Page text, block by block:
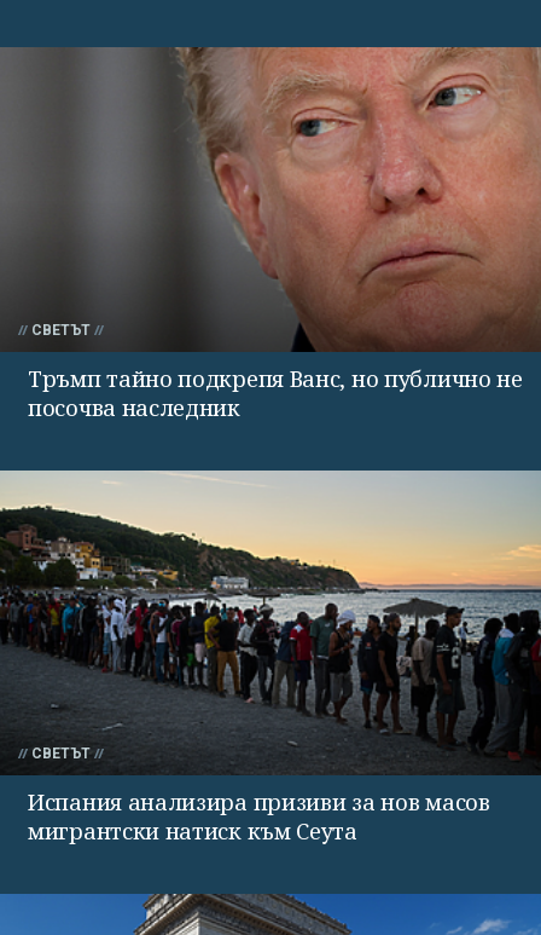
СВЕТЪТ
Тръмп тайно подкрепя Ванс, но публично не
посочва наследник
СВЕТЪТ
Испания анализира призиви за нов масов
мигрантски натиск към Сеута